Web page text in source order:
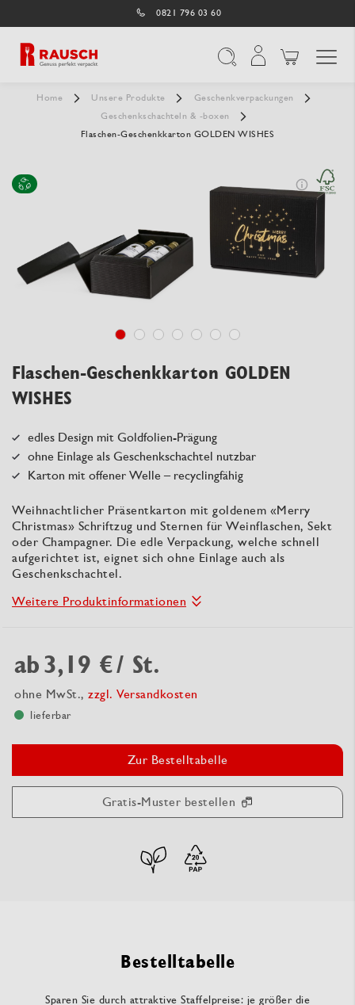
0821 796 03 60
Home Unsere Produkte
Geschenkverpackungen
Geschenkschachteln & -boxen
Flaschen-Geschenkkarton GOLDEN WISHES
Flaschen-Geschenkkarton GOLDEN
WISHES
edles Design mit Goldfolien-Prägung
ohne Einlage als Geschenkschachtel nutzbar
Karton mit offener Welle – recyclingfähig
Weihnachtlicher Präsentkarton mit goldenem «Merry
Christmas» Schriftzug und Sternen für Weinflaschen, Sekt
oder Champagner. Die edle Verpackung, welche schnell
aufgerichtet ist, eignet sich ohne Einlage auch als
Geschenkschachtel.
Weitere Produktinformationen
ab3,19 €/ St.
ohne MwSt., zzgl. Versandkosten
lieferbar
Zur Bestelltabelle
Gratis-Muster bestellen
Bestelltabelle
Sparen Sie durch attraktive Staffelpreise: je größer die